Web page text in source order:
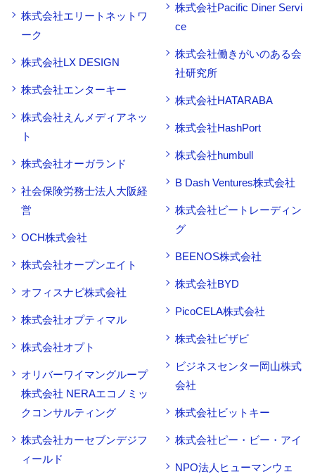
株式会社エリートネットワ
ーク
株式会社LX DESIGN
株式会社エンターキー
株式会社えんメディアネッ
ト
株式会社オーガランド
社会保険労務士法人大阪経
営
OCH株式会社
株式会社オープンエイト
オフィスナビ株式会社
株式会社オプティマル
株式会社オプト
オリバーワイマングループ
株式会社 NERAエコノミッ
クコンサルティング
株式会社カーセブンデジフ
ィールド
株式会社Pacific Diner Servi
ce
株式会社働きがいのある会
社研究所
株式会社HATARABA
株式会社HashPort
株式会社humbull
B Dash Ventures株式会社
株式会社ビートレーディン
グ
BEENOS株式会社
株式会社BYD
PicoCELA株式会社
株式会社ビザビ
ビジネスセンター岡山株式
会社
株式会社ビットキー
株式会社ピー・ビー・アイ
NPO法人ヒューマンウェ